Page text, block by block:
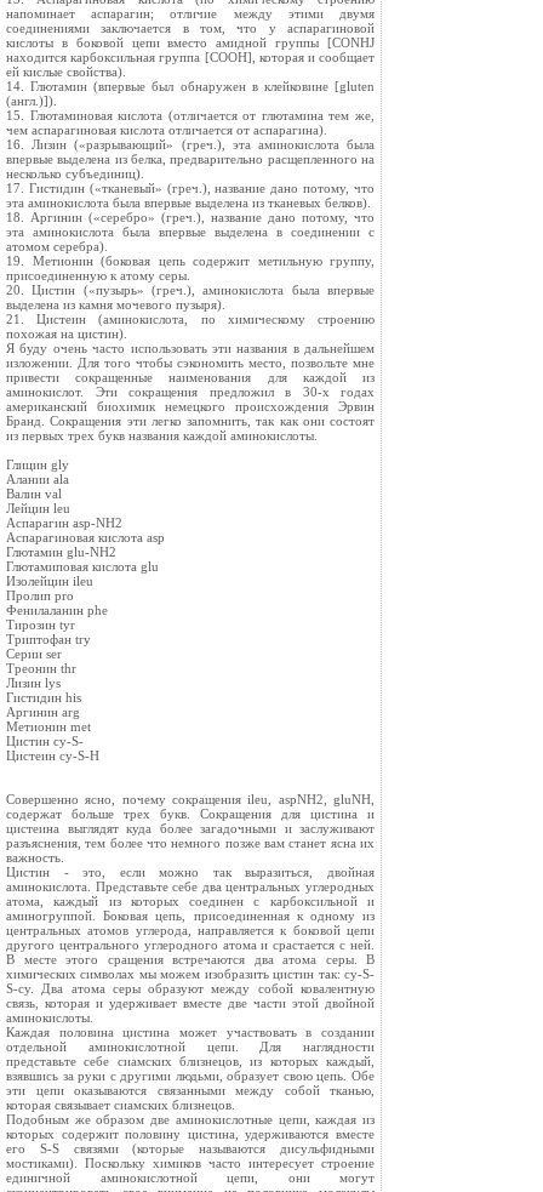
напоминает аспарагин; отличие между этими двумя
соединениями заключается в том, что у аспарагиновой
кислоты в боковой цепи вместо амидной группы [CONHJ
находится карбоксильная группа [СООН], которая и сообщает
ей кислые свойства).
14. Глютамин (впервые был обнаружен в клейковине [gluten
(англ.)]).
15. Глютаминовая кислота (отличается от глютамина тем же,
чем аспарагиновая кислота отличается от аспарагина).
16. Лизин («разрывающий» (греч.), эта аминокислота была
впервые выделена из белка, предварительно расщепленного на
несколько субъединиц).
17. Гистидин («тканевый» (греч.), название дано потому, что
эта аминокислота была впервые выделена из тканевых белков).
18. Аргинин («серебро» (греч.), название дано потому, что
эта аминокислота была впервые выделена в соединении с
атомом серебра).
19. Метионин (боковая цепь содержит метильную группу,
присоединенную к атому серы.
20. Цистин («пузырь» (греч.), аминокислота была впервые
выделена из камня мочевого пузыря).
21. Цистеин (аминокислота, по химическому строению
похожая на цистин).
Я буду очень часто использовать эти названия в дальнейшем
изложении. Для того чтобы сэкономить место, позвольте мне
привести сокращенные наименования для каждой из
аминокислот. Эти сокращения предложил в 30-х годах
американский биохимик немецкого происхождения Эрвин
Бранд. Сокращения эти легко запомнить, так как они состоят
из первых трех букв названия каждой аминокислоты.
Глицин gly
Алании ala
Валин val
Лейцин leu
Аспарагин asp-NH2
Аспарагиновая кислота asp
Глютамин glu-NH2
Глютамиповая кислота glu
Изолейцин ileu
Пролип pro
Фенилаланин phe
Тирозин tyr
Триптофан try
Серии ser
Треонин thr
Лизин lys
Гистидин his
Аргинин arg
Метионин met
Цистин cy-S-
Цистеин cy-S-H
Совершенно ясно, почему сокращения ileu, aspNH2, gluNH,
содержат больше трех букв. Сокращения для цистина и
цистеина выглядят куда более загадочными и заслуживают
разъяснения, тем более что немного позже вам станет ясна их
важность.
Цистин - это, если можно так выразиться, двойная
аминокислота. Представьте себе два центральных углеродных
атома, каждый из которых соединен с карбоксильной и
аминогруппой. Боковая цепь, присоединенная к одному из
центральных атомов углерода, направляется к боковой цепи
другого центрального углеродного атома и срастается с ней.
В месте этого сращения встречаются два атома серы. В
химических символах мы можем изобразить цистин так: cy-S-
S-cy. Два атома серы образуют между собой ковалентную
связь, которая и удерживает вместе две части этой двойной
аминокислоты.
Каждая половина цистина может участвовать в создании
отдельной аминокислотной цепи. Для наглядности
представьте себе сиамских близнецов, из которых каждый,
взявшись за руки с другими людьми, образует свою цепь. Обе
эти цепи оказываются связанными между собой тканью,
которая связывает сиамских близнецов.
Подобным же образом две аминокислотные цепи, каждая из
которых содержит половину цистина, удерживаются вместе
его S-S связями (которые называются дисульфидными
мостиками). Поскольку химиков часто интересует строение
единичной аминокислотной цепи, они могут